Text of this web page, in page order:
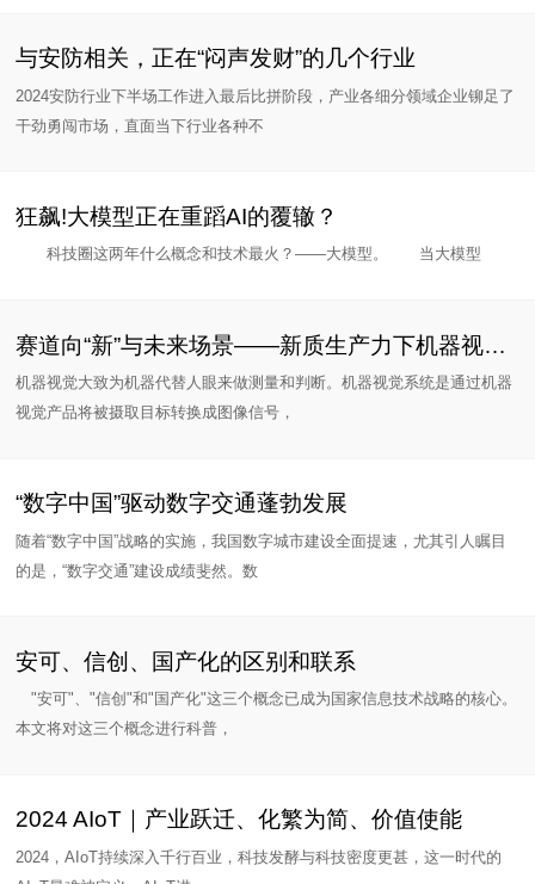
与安防相关，正在“闷声发财”的几个行业
2024安防行业下半场工作进入最后比拼阶段，产业各细分领域企业铆足了
干劲勇闯市场，直面当下行业各种不
狂飙!大模型正在重蹈AI的覆辙？
科技圈这两年什么概念和技术最火？——大模型。 当大模型
赛道向“新”与未来场景——新质生产力下机器视觉的守望与狂奔
机器视觉大致为机器代替人眼来做测量和判断。机器视觉系统是通过机器
视觉产品将被摄取目标转换成图像信号，
“数字中国”驱动数字交通蓬勃发展
随着“数字中国”战略的实施，我国数字城市建设全面提速，尤其引人瞩目
的是，“数字交通”建设成绩斐然。数
安可、信创、国产化的区别和联系
"安可"、"信创"和"国产化"这三个概念已成为国家信息技术战略的核心。
本文将对这三个概念进行科普，
2024 AIoT｜产业跃迁、化繁为简、价值使能
2024，AIoT持续深入千行百业，科技发酵与科技密度更甚，这一时代的